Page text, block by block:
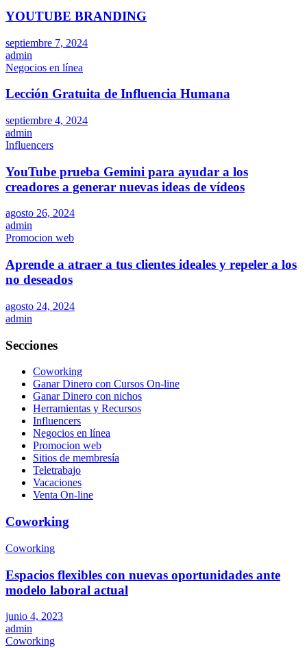
YOUTUBE BRANDING
septiembre 7, 2024
admin
Negocios en línea
Lección Gratuita de Influencia Humana
septiembre 4, 2024
admin
Influencers
YouTube prueba Gemini para ayudar a los
creadores a generar nuevas ideas de vídeos
agosto 26, 2024
admin
Promocion web
Aprende a atraer a tus clientes ideales y repeler a los
no deseados
agosto 24, 2024
admin
Secciones
Coworking
Ganar Dinero con Cursos On-line
Ganar Dinero con nichos
Herramientas y Recursos
Influencers
Negocios en línea
Promocion web
Sitios de membresía
Teletrabajo
Vacaciones
Venta On-line
Coworking
Coworking
Espacios flexibles con nuevas oportunidades ante
modelo laboral actual
junio 4, 2023
admin
Coworking